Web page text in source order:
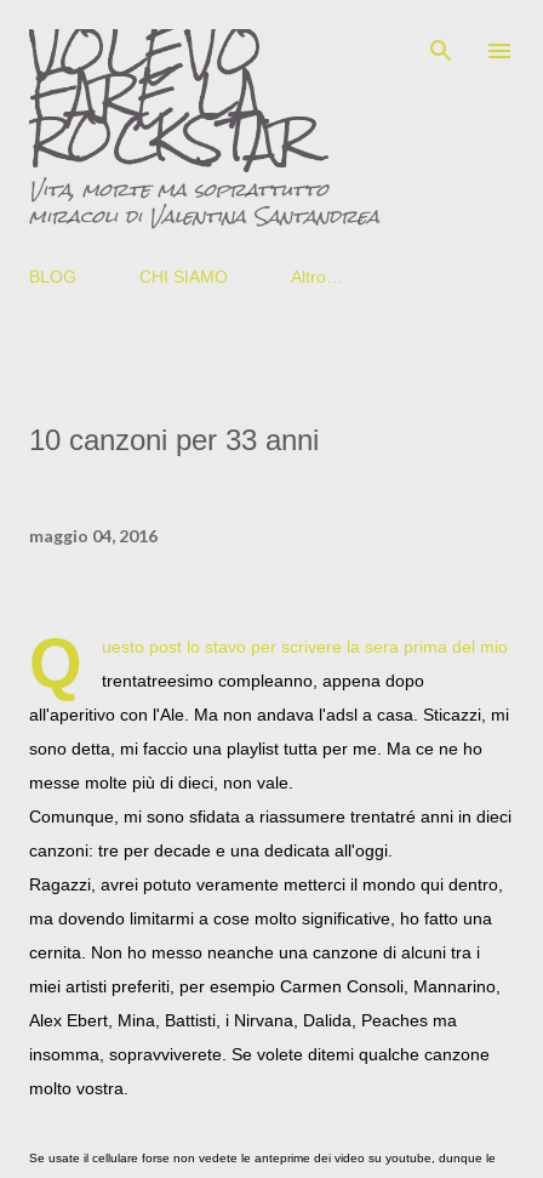
Passa ai contenuti principali
VOLEVO
FARE LA
ROCKSTAR
Vita, morte ma soprattutto
miracoli di Valentina Santandrea
BLOG CHI SIAMO Altro…
10 canzoni per 33 anni
maggio 04, 2016
Q
uesto post lo stavo per scrivere la sera prima del mio
trentatreesimo compleanno, appena dopo
all'aperitivo con l'Ale. Ma non andava l'adsl a casa. Sticazzi, mi
sono detta, mi faccio una playlist tutta per me. Ma ce ne ho
messe molte più di dieci, non vale.
Comunque, mi sono sfidata a riassumere trentatré anni in dieci
canzoni: tre per decade e una dedicata all'oggi.
Ragazzi, avrei potuto veramente metterci il mondo qui dentro,
ma dovendo limitarmi a cose molto significative, ho fatto una
cernita. Non ho messo neanche una canzone di alcuni tra i
miei artisti preferiti, per esempio Carmen Consoli, Mannarino,
Alex Ebert, Mina, Battisti, i Nirvana, Dalida, Peaches ma
insomma, sopravviverete. Se volete ditemi qualche canzone
molto vostra.
Se usate il cellulare forse non vedete le anteprime dei video su youtube, dunque le